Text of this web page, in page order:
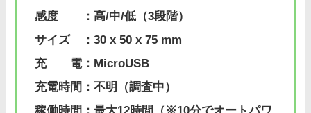
感度 ：高/中/低（3段階）
サイズ ：30 x 50 x 75 mm
充 電：MicroUSB
充電時間：不明（調査中）